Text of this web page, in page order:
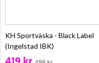
KH Sportväska - Black Label
(Ingelstad IBK)